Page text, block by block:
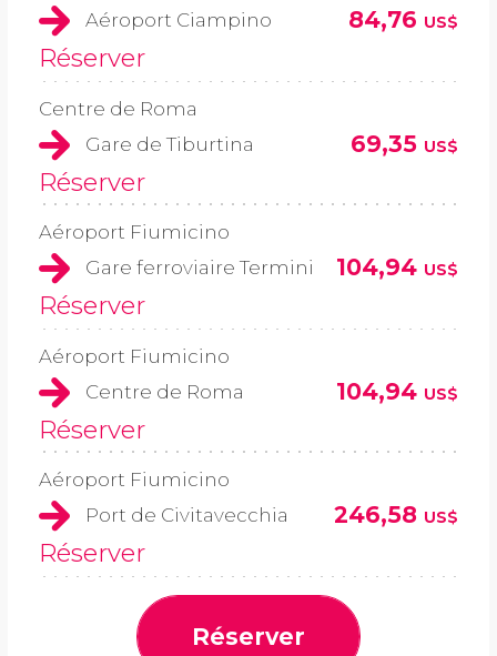
Aéroport Ciampino
84,76 US$
Réserver
Centre de Roma
Gare de Tiburtina
69,35 US$
Réserver
Aéroport Fiumicino
Gare ferroviaire Termini
104,94 US$
Réserver
Aéroport Fiumicino
Centre de Roma
104,94 US$
Réserver
Aéroport Fiumicino
Port de Civitavecchia
246,58 US$
Réserver
Réserver